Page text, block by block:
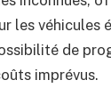
les véhicules
de
imprévus.